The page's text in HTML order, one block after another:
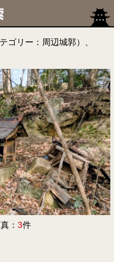
ゴリー：周辺城郭）、
： 3件